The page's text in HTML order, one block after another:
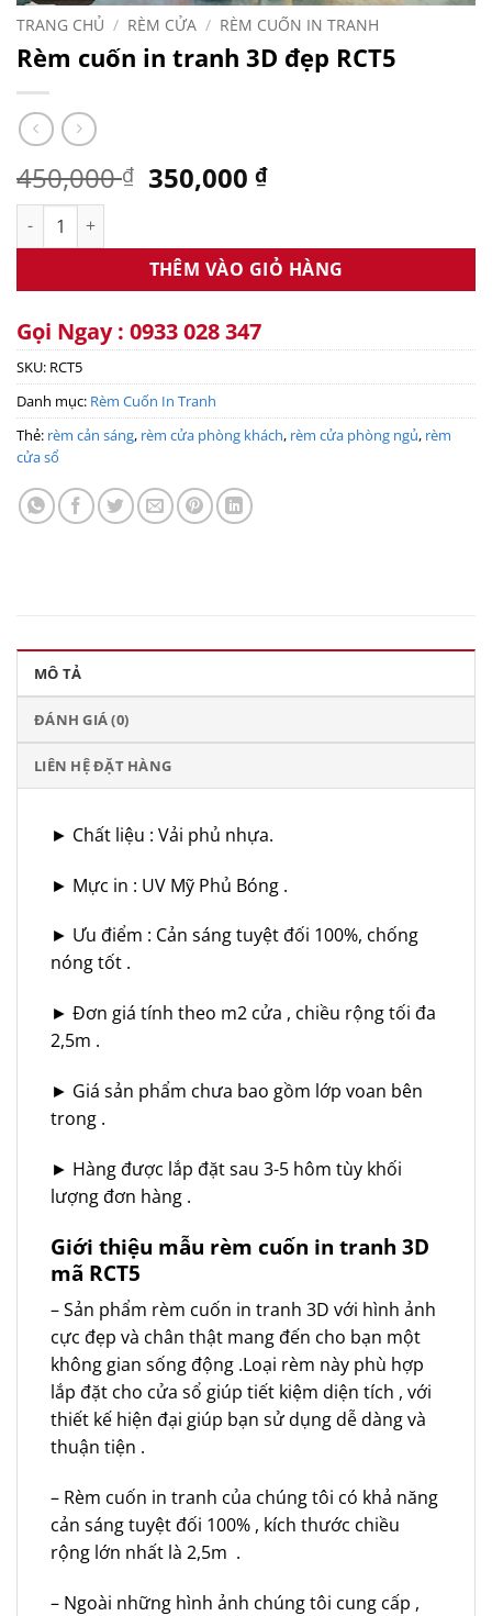
TRANG CHỦ / RÈM CỬA / RÈM CUỐN IN TRANH
Rèm cuốn in tranh 3D đẹp RCT5
450,000₫ Giá
450,000 ₫.
350,000₫Giá
là:
350,000 ₫.
Rèm cuốn in tranh 3D đẹp RCT5 số lượng
THÊM VÀO GIỎ HÀNG
Gọi Ngay : 0933 028 347
SKU: RCT5
Danh mục: Rèm Cuốn In Tranh
Thẻ: rèm cản sáng, rèm cửa phòng khách, rèm cửa phòng ngủ, rèm
cửa sổ
MÔ TẢ
ĐÁNH GIÁ (0)
LIÊN HỆ ĐẶT HÀNG
► Chất liệu : Vải phủ nhựa.
► Mực in : UV Mỹ Phủ Bóng .
► Ưu điểm : Cản sáng tuyệt đối 100%, chống
nóng tốt .
► Đơn giá tính theo m2 cửa , chiều rộng tối đa
2,5m .
► Giá sản phẩm chưa bao gồm lớp voan bên
trong .
► Hàng được lắp đặt sau 3-5 hôm tùy khối
lượng đơn hàng .
Giới thiệu mẫu rèm cuốn in tranh 3D
mã RCT5
– Sản phẩm rèm cuốn in tranh 3D với hình ảnh
cực đẹp và chân thật mang đến cho bạn một
không gian sống động .Loại rèm này phù hợp
lắp đặt cho cửa sổ giúp tiết kiệm diện tích , với
thiết kế hiện đại giúp bạn sử dụng dễ dàng và
thuận tiện .
– Rèm cuốn in tranh của chúng tôi có khả năng
cản sáng tuyệt đối 100% , kích thước chiều
rộng lớn nhất là 2,5m .
– Ngoài những hình ảnh chúng tôi cung cấp ,